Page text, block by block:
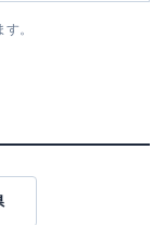
。